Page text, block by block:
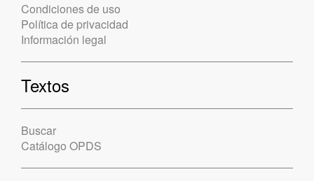
Condiciones de uso
Política de privacidad
Información legal
Textos
Buscar
Catálogo OPDS